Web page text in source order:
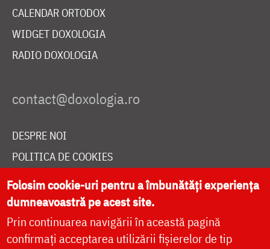
CALENDAR ORTODOX
WIDGET DOXOLOGIA
RADIO DOXOLOGIA
DESPRE NOI
POLITICA DE COOKIES
DONEAZĂ ONLINE PENTRU CATEDRALA NAȚIONALĂ
LIVE
Folosim cookie-uri pentru a îmbunătăți experiența
dumneavoastră pe acest site.
Prin continuarea navigării în această pagină
confirmați acceptarea utilizării fișierelor de tip